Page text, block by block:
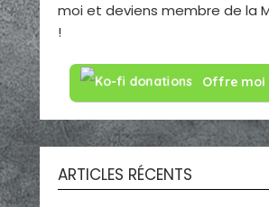
moi et deviens membre de la
!
Offre moi
ARTICLES RÉCENTS